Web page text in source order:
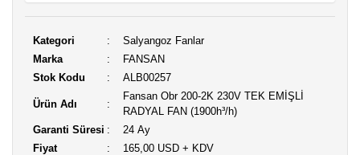
Kategori
Salyangoz Fanlar
Marka
FANSAN
Stok Kodu
ALB00257
Ürün Adı
Fansan Obr 200-2K 230V TEK EMİŞLİ
RADYAL FAN (1900h³/h)
Garanti Süresi
24 Ay
Fiyat
165,00 USD + KDV